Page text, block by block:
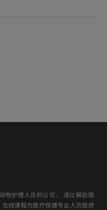
物护理人员的公司。 透过解剖图
线课程为医疗保健专业人员提供